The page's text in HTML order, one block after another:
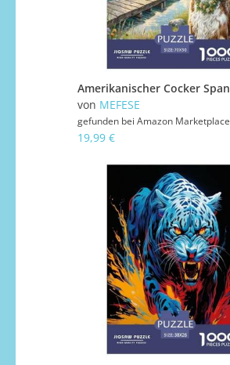
von MEFESE
gefunden bei Amazon Marketplace
19,99 €